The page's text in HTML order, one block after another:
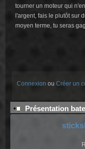
tourner un moteur qui
l'argent, fais le plutôt sur
moyen terme, tu seras
Connexion ouCréer un
Présentation